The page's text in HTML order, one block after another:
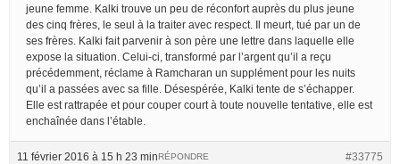
jeune femme. Kalki trouve un peu de réconfort auprès du plus jeune
des cinq frères, le seul à la traiter avec respect. Il meurt, tué par un de
ses frères. Kalki fait parvenir à son père une lettre dans laquelle elle
expose la situation. Celui-ci, transformé par l’argent qu’il a reçu
précédemment, réclame à Ramcharan un supplément pour les nuits
qu’il a passées avec sa fille. Désespérée, Kalki tente de s’échapper.
Elle est rattrapée et pour couper court à toute nouvelle tentative, elle est
enchaînée dans l’étable.
11 février 2016 à 15 h 23 min #33775
RÉPONDRE